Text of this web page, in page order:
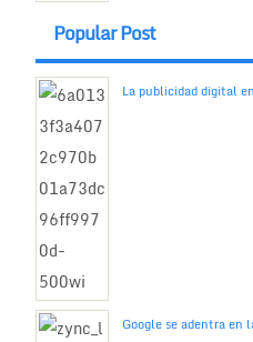
Popular Post
La publicidad digital
Google se adentra en